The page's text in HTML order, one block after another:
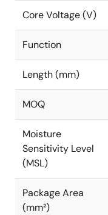
Core Voltage (V)
Function
Length (mm)
MOQ
Moisture
Sensitivity Level
(MSL)
Package Area
(mm²)